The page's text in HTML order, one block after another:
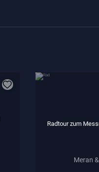
Radtour zum
Meran